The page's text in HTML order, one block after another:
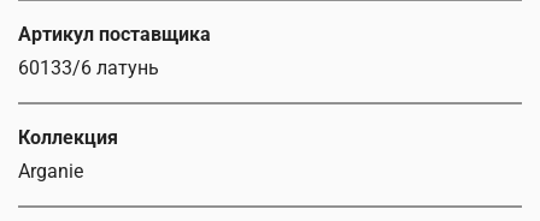
Артикул поставщика
60133/6 латунь
Коллекция
Arganie